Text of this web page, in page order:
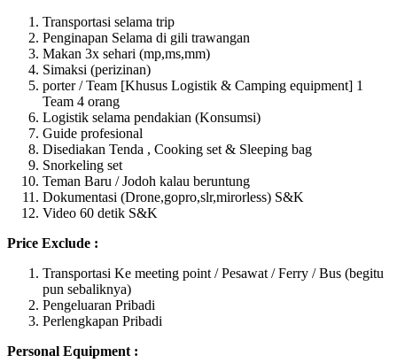
Transportasi selama trip
Penginapan Selama di gili trawangan
Makan 3x sehari (mp,ms,mm)
Simaksi (perizinan)
porter / Team [Khusus Logistik & Camping equipment] 1
Team 4 orang
Logistik selama pendakian (Konsumsi)
Guide profesional
Disediakan Tenda , Cooking set & Sleeping bag
Snorkeling set
Teman Baru / Jodoh kalau beruntung
Dokumentasi (Drone,gopro,slr,mirorless) S&K
Video 60 detik S&K
Price Exclude :
Transportasi Ke meeting point / Pesawat / Ferry / Bus (begitu
pun sebaliknya)
Pengeluaran Pribadi
Perlengkapan Pribadi
Personal Equipment :